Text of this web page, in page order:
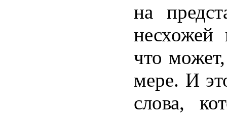
на
несхожей
что
мере. И
слова,